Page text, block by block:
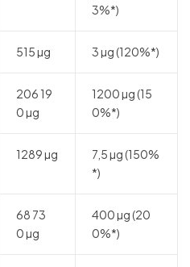
3%*)
515 µg 3 µg (120%*)
206 19
0 µg
1200 µg (15
0%*)
1289 µg
7,5 µg (150%
*)
68 73
0 µg
400 µg (20
0%*)